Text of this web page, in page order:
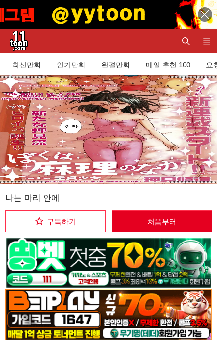
최신만화 인기만화 완결만화 매일 추천 100 요
나는 마리 안에
구독하기 처음부터